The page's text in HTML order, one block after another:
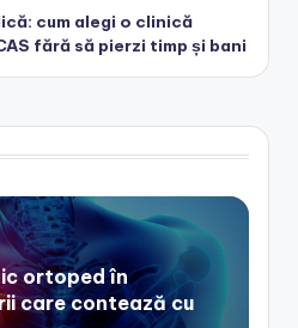
cum alegi o clinică
fără să pierzi timp și bani
ortoped în
care contează cu